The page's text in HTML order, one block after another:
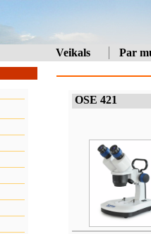
Veikals
Par
OSE 421